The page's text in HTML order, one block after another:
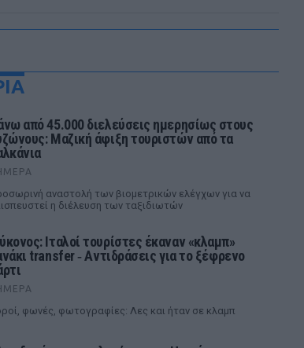
από 45.000 διελεύσεις ημερησίως στους
Μαζική άφιξη τουριστών από τα
αναστολή των βιομετρικών ελέγχων για να
η διέλευση των ταξιδιωτών
Ιταλοί τουρίστες έκαναν «κλαμπ»
transfer ‑ Αντιδράσεις για το ξέφρενο
φωνές, φωτογραφίες: Λες και ήταν σε κλαμπ